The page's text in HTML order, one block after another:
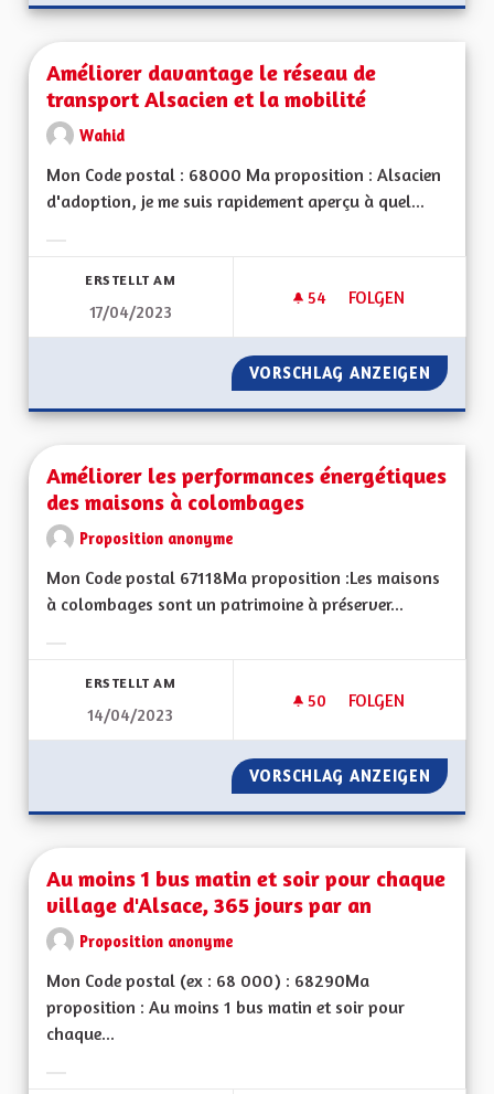
Améliorer davantage le réseau de
transport Alsacien et la mobilité
Wahid
Mon Code postal : 68000 Ma proposition : Alsacien
d'adoption, je me suis rapidement aperçu à quel...
ERSTELLT AM
17/04/2023
54 54 FOLLOWER
FOLGEN
AMÉLIORER
VORSCHLAG ANZEIGEN
Améliorer les performances énergétiques
des maisons à colombages
Proposition anonyme
Mon Code postal 67118Ma proposition :Les maisons
à colombages sont un patrimoine à préserver...
ERSTELLT AM
14/04/2023
50 50 FOLLOWER
FOLGEN
AMÉLIORER LES
VORSCHLAG ANZEIGEN
Au moins 1 bus matin et soir pour chaque
village d'Alsace, 365 jours par an
Proposition anonyme
Mon Code postal (ex : 68 000) : 68290Ma
proposition : Au moins 1 bus matin et soir pour
chaque...